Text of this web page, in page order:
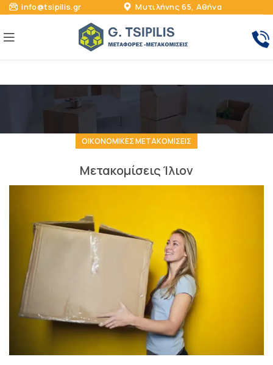
info@tsipilis.gr Μυτιλήνης 65, Αθήνα
ΟΙΚΟΝΟΜΙΚΈΣ ΜΕΤΑΚΟΜΊΣΕΙΣ
Μετακομίσεις Ίλιον